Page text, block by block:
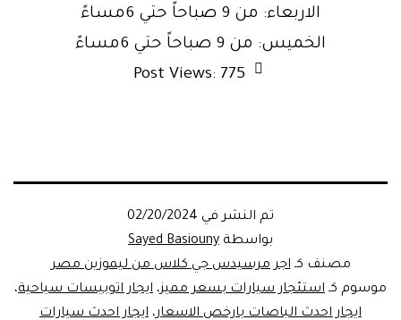
الاربعاء: من 9 صباحاً حتي 6مساءً
الخميس: من 9 صباحاً حتي 6مساءً
Post Views: 775
تم النشر في 02/20/2024
بواسطة Sayed Basiouny
مصنف كـاجر مرسيدس جي كلاس من ليموزين مصر
موسوم كـ استئجار سيارات بسعر مميز، ايجار اتوبيسات سياحية،
ايجار احدث الباصات بارخص الاسعار، ايجار احدث سيارات